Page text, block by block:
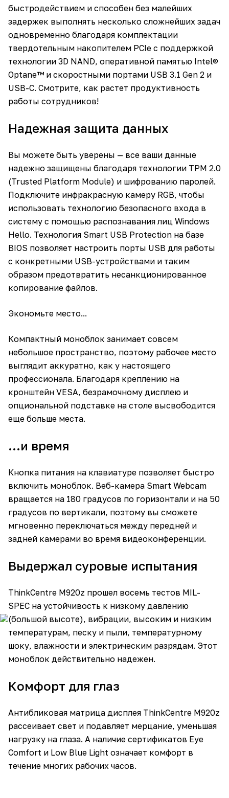
быстродействием и способен без малейших
задержек выполнять несколько сложнейших задач
одновременно благодаря комплектации
твердотельным накопителем PCIe с поддержкой
технологии 3D NAND, оперативной памятью Intel®
Optane™ и скоростными портами USB 3.1 Gen 2 и
USB-C. Смотрите, как растет продуктивность
работы сотрудников!
Надежная защита данных
Вы можете быть уверены — все ваши данные
надежно защищены благодаря технологии TPM 2.0
(Trusted Platform Module) и шифрованию паролей.
Подключите инфракрасную камеру RGB, чтобы
использовать технологию безопасного входа в
систему с помощью распознавания лиц Windows
Hello. Технология Smart USB Protection на базе
BIOS позволяет настроить порты USB для работы
c конкретными USB-устройствами и таким
образом предотвратить несанкционированное
копирование файлов.
Экономьте место...
Компактный моноблок занимает совсем
небольшое пространство, поэтому рабочее место
выглядит аккуратно, как у настоящего
профессионала. Благодаря креплению на
кронштейн VESA, безрамочному дисплею и
опциональной подставке на столе высвободится
еще больше места.
...и время
Кнопка питания на клавиатуре позволяет быстро
включить моноблок. Веб-камера Smart Webcam
вращается на 180 градусов по горизонтали и на 50
градусов по вертикали, поэтому вы сможете
мгновенно переключаться между передней и
задней камерами во время видеоконференции.
Выдержал суровые испытания
ThinkCentre M920z прошел восемь тестов MIL-
SPEC на устойчивость к низкому давлению
(большой высоте), вибрации, высоким и низким
температурам, песку и пыли, температурному
шоку, влажности и электрическим разрядам. Этот
моноблок действительно надежен.
Комфорт для глаз
Антибликовая матрица дисплея ThinkCentre M920z
рассеивает свет и подавляет мерцание, уменьшая
нагрузку на глаза. А наличие сертификатов Eye
Comfort и Low Blue Light означает комфорт в
течение многих рабочих часов.